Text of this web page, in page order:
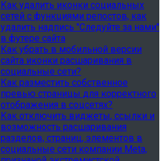
Как удалить иконки социальных
сетей с функциями репостов, как
удалить надпись "Следуйте за нами"
в футере сайта
Как убрать в мобильной версии
сайта иконки расшаривания в
социальные сети?
Как разместить собственное
превью страницы для корректного
отображения в соцсетях?
Как отключить виджеты, ссылки и
возможность расшаривания
разделов, страниц, элементов в
социальные сети компании Meta,